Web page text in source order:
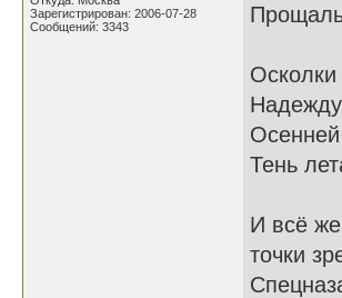
Зарегистрирован: 2006-07-28
Сообщений: 3343
Тень
И всё
точки